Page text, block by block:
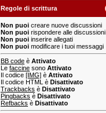
Regole di scrittura
Non puoi creare nuove discussioni
Non puoi rispondere alle discussioni
Non puoi inserire allegati
Non puoi modificare i tuoi messaggi
BB code è Attivato
Le faccine sono Attivato
Il codice [IMG] è Attivato
Il codice HTML è Disattivato
Trackbacks è Disattivato
Pingbacks è Disattivato
Refbacks è Disattivato